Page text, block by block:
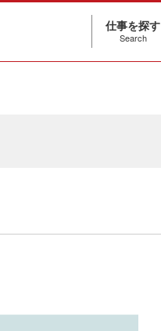
仕事を探す
Search